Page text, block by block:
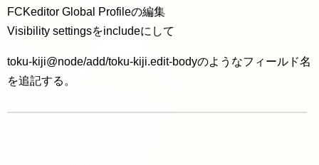
FCKeditor Global Profileの編集
Visibility settingsをincludeにして
toku-kiji@node/add/toku-kiji.edit-bodyのようなフィールド名
を追記する。